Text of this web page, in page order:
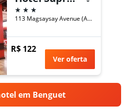
3 estrelas
113 Magsaysay Avenue (Annex Phase 1), Baguio, Filipinas
R$ 122
Ver oferta
em Benguet